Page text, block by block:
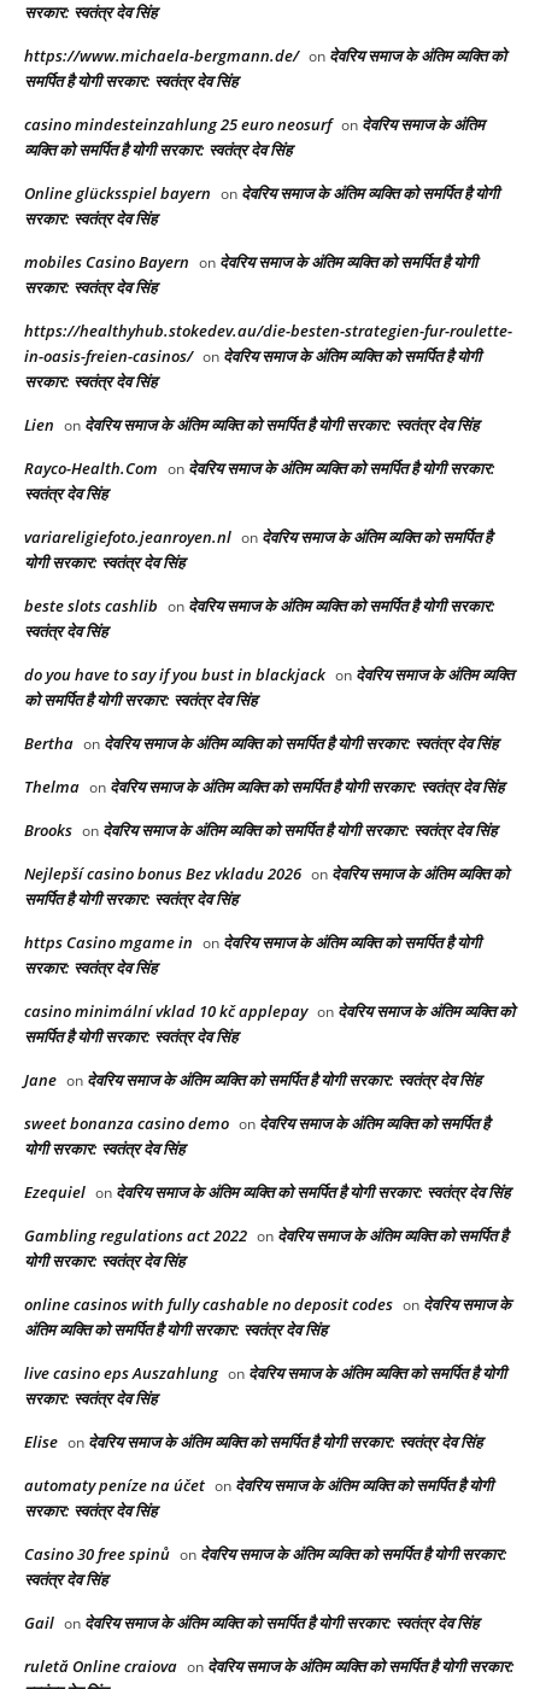
सरकार: स्वतंत्र देव सिंह
https://www.michaela-bergmann.de/ on देवरिय समाज के अंतिम व्यक्ति को
समर्पित है योगी सरकार: स्वतंत्र देव सिंह
casino mindesteinzahlung 25 euro neosurf on देवरिय समाज के अंतिम
व्यक्ति को समर्पित है योगी सरकार: स्वतंत्र देव सिंह
Online glücksspiel bayern on देवरिय समाज के अंतिम व्यक्ति को समर्पित है योगी
सरकार: स्वतंत्र देव सिंह
mobiles Casino Bayern on देवरिय समाज के अंतिम व्यक्ति को समर्पित है योगी
सरकार: स्वतंत्र देव सिंह
https://healthyhub.stokedev.au/die-besten-strategien-fur-roulette-
in-oasis-freien-casinos/ on देवरिय समाज के अंतिम व्यक्ति को समर्पित है योगी
सरकार: स्वतंत्र देव सिंह
Lien on देवरिय समाज के अंतिम व्यक्ति को समर्पित है योगी सरकार: स्वतंत्र देव सिंह
Rayco-Health.Com on देवरिय समाज के अंतिम व्यक्ति को समर्पित है योगी सरकार:
स्वतंत्र देव सिंह
variareligiefoto.jeanroyen.nl on देवरिय समाज के अंतिम व्यक्ति को समर्पित है
योगी सरकार: स्वतंत्र देव सिंह
beste slots cashlib on देवरिय समाज के अंतिम व्यक्ति को समर्पित है योगी सरकार:
स्वतंत्र देव सिंह
do you have to say if you bust in blackjack on देवरिय समाज के अंतिम व्यक्ति
को समर्पित है योगी सरकार: स्वतंत्र देव सिंह
Bertha on देवरिय समाज के अंतिम व्यक्ति को समर्पित है योगी सरकार: स्वतंत्र देव सिंह
Thelma on देवरिय समाज के अंतिम व्यक्ति को समर्पित है योगी सरकार: स्वतंत्र देव सिंह
Brooks on देवरिय समाज के अंतिम व्यक्ति को समर्पित है योगी सरकार: स्वतंत्र देव सिंह
Nejlepší casino bonus Bez vkladu 2026 on देवरिय समाज के अंतिम व्यक्ति को
समर्पित है योगी सरकार: स्वतंत्र देव सिंह
https Casino mgame in on देवरिय समाज के अंतिम व्यक्ति को समर्पित है योगी
सरकार: स्वतंत्र देव सिंह
casino minimální vklad 10 kč applepay on देवरिय समाज के अंतिम व्यक्ति को
समर्पित है योगी सरकार: स्वतंत्र देव सिंह
Jane on देवरिय समाज के अंतिम व्यक्ति को समर्पित है योगी सरकार: स्वतंत्र देव सिंह
sweet bonanza casino demo on देवरिय समाज के अंतिम व्यक्ति को समर्पित है
योगी सरकार: स्वतंत्र देव सिंह
Ezequiel on देवरिय समाज के अंतिम व्यक्ति को समर्पित है योगी सरकार: स्वतंत्र देव सिंह
Gambling regulations act 2022 on देवरिय समाज के अंतिम व्यक्ति को समर्पित है
योगी सरकार: स्वतंत्र देव सिंह
online casinos with fully cashable no deposit codes on देवरिय समाज के
अंतिम व्यक्ति को समर्पित है योगी सरकार: स्वतंत्र देव सिंह
live casino eps Auszahlung on देवरिय समाज के अंतिम व्यक्ति को समर्पित है योगी
सरकार: स्वतंत्र देव सिंह
Elise on देवरिय समाज के अंतिम व्यक्ति को समर्पित है योगी सरकार: स्वतंत्र देव सिंह
automaty peníze na účet on देवरिय समाज के अंतिम व्यक्ति को समर्पित है योगी
सरकार: स्वतंत्र देव सिंह
Casino 30 free spinů on देवरिय समाज के अंतिम व्यक्ति को समर्पित है योगी सरकार:
स्वतंत्र देव सिंह
Gail on देवरिय समाज के अंतिम व्यक्ति को समर्पित है योगी सरकार: स्वतंत्र देव सिंह
ruletă Online craiova on देवरिय समाज के अंतिम व्यक्ति को समर्पित है योगी सरकार: